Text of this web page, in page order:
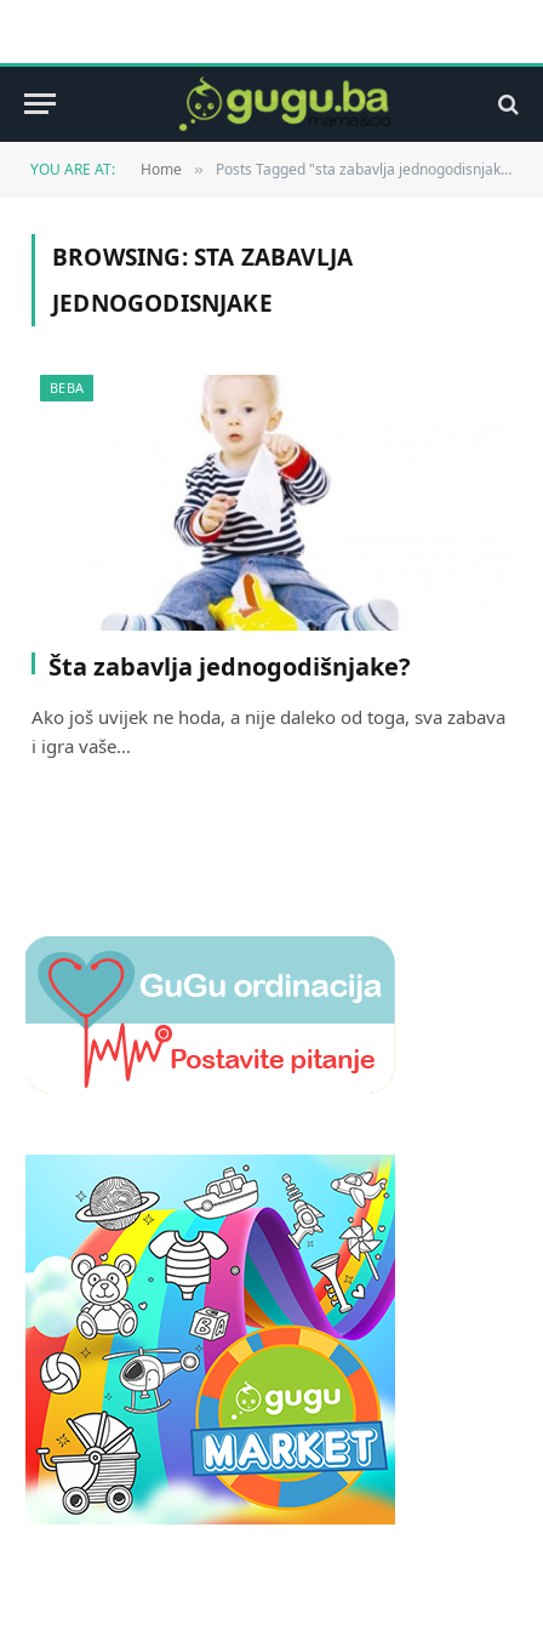
YOU ARE AT: Home » Posts Tagged "sta zabavlja jednogodisnjake"
BROWSING:STA ZABAVLJA
JEDNOGODISNJAKE
BEBA
Šta zabavlja jednogodišnjake?
Ako još uvijek ne hoda, a nije daleko od toga, sva zabava
i igra vaše…